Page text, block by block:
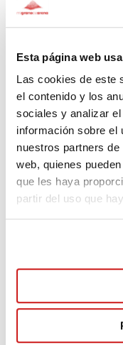
Esta página web
Las cookies de este
el contenido y los
sociales y analizar
información sobre el
nuestros partners
web, quienes
que les haya
partir del uso que
50€
Lucia
50€
Jesus